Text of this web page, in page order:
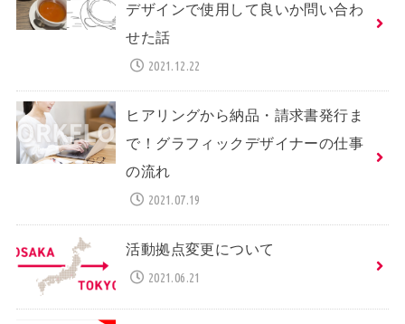
デザインで使用して良いか問い合わ
せた話
2021.12.22
ヒアリングから納品・請求書発行ま
で！グラフィックデザイナーの仕事
の流れ
2021.07.19
活動拠点変更について
2021.06.21